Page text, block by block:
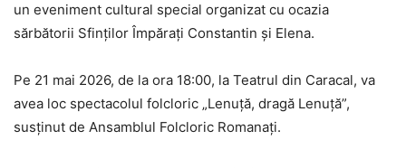
un eveniment cultural special organizat cu ocazia
sărbătorii Sfinților Împărați Constantin și Elena.
Pe 21 mai 2026, de la ora 18:00, la Teatrul din Caracal, va
avea loc spectacolul folcloric „Lenuță, dragă Lenuță”,
susținut de Ansamblul Folcloric Romanați.